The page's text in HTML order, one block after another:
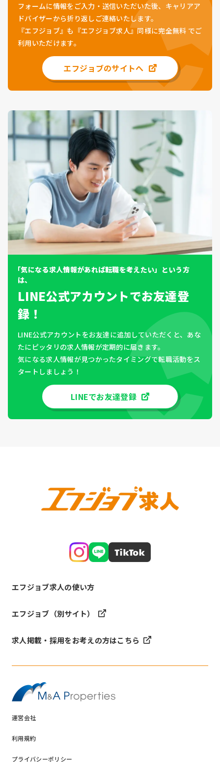
フォームに情報をご入力・送信いただいた後、キャリアア
ドバイザーから折り返しご連絡いたします。
『エフジョブ』も『エフジョブ求人』同様に完全無料 でご
利用いただけます。
エフジョブのサイトへ
「気になる求人情報があれば転職を考えたい」という方
は、
LINE公式アカウントでお友達登
録！
LINE公式アカウントをお友達に追加していただくと、あな
たにピッタリの求人情報が定期的に届きます。
気になる求人情報が見つかったタイミングで転職活動をス
タートしましょう！
LINEでお友達登録
エフジョブ求人の使い方
エフジョブ（別サイト）
求人掲載・採用をお考えの方はこちら
運営会社
利用規約
プライバシーポリシー